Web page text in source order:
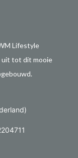
Lifestyle
uit tot dit mooie